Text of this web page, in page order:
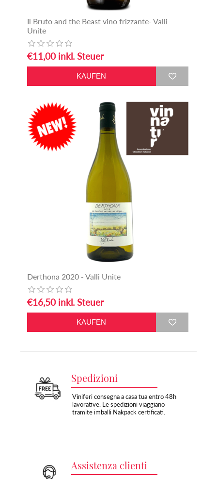
Il Bruto and the Beast vino frizzante- Valli
Unite
€11,00 inkl. Steuer
Derthona 2020 - Valli Unite
€16,50 inkl. Steuer
Spedizioni
Viniferi consegna a casa tua entro 48h
lavorative. Le spedizioni viaggiano
tramite imballi Nakpack certificati.
Assistenza clienti